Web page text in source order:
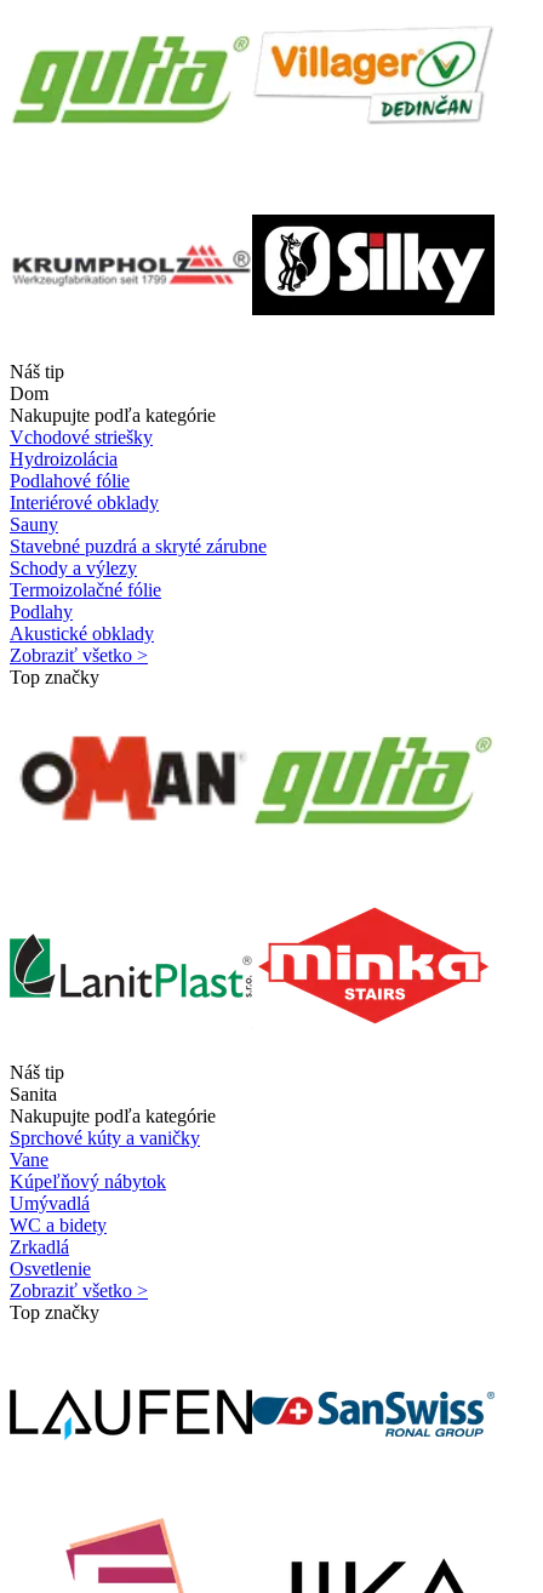
Náš tip
Dom
Nakupujte podľa kategórie
Vchodové striešky
Hydroizolácia
Podlahové fólie
Interiérové obklady
Sauny
Stavebné puzdrá a skryté zárubne
Schody a výlezy
Termoizolačné fólie
Podlahy
Akustické obklady
Zobraziť všetko >
Top značky
Náš tip
Sanita
Nakupujte podľa kategórie
Sprchové kúty a vaničky
Vane
Kúpeľňový nábytok
Umývadlá
WC a bidety
Zrkadlá
Osvetlenie
Zobraziť všetko >
Top značky